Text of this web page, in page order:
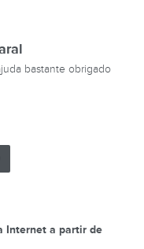
bastante obrigado
Internet a partir de